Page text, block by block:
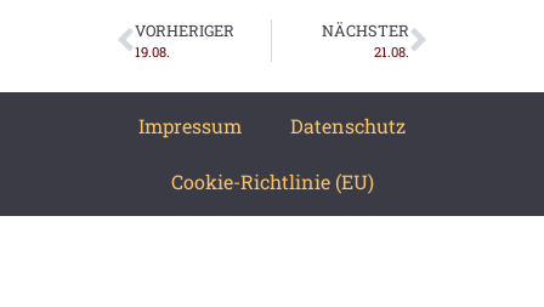
VORHERIGER
19.08.
NÄCHSTER
21.08.
Impressum Datenschutz
Cookie-Richtlinie (EU)